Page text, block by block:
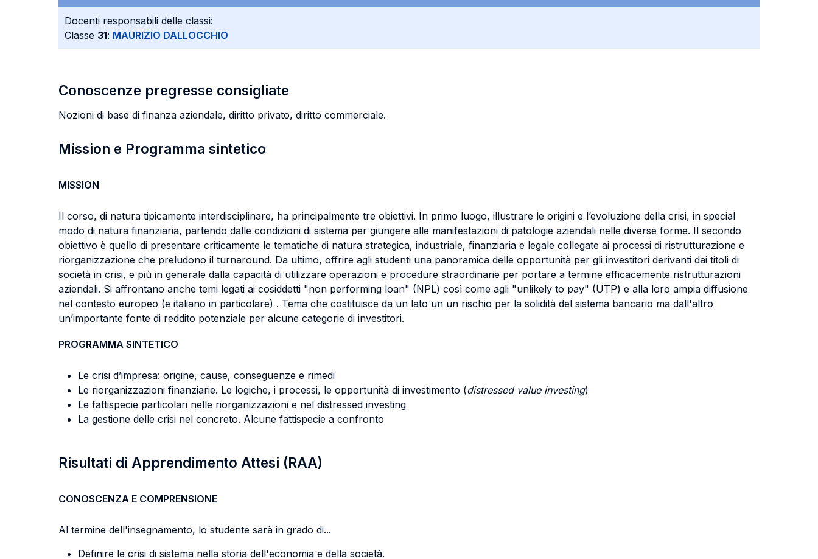
Docenti responsabili delle classi:
Classe 31: MAURIZIO DALLOCCHIO
Conoscenze pregresse consigliate
Nozioni di base di finanza aziendale, diritto privato, diritto commerciale.
Mission e Programma sintetico
MISSION
Il corso, di natura tipicamente interdisciplinare, ha principalmente tre obiettivi. In primo luogo, illustrare le origini e l’evoluzione della crisi, in special
modo di natura finanziaria, partendo dalle condizioni di sistema per giungere alle manifestazioni di patologie aziendali nelle diverse forme. Il secondo
obiettivo è quello di presentare criticamente le tematiche di natura strategica, industriale, finanziaria e legale collegate ai processi di ristrutturazione e
riorganizzazione che preludono il turnaround. Da ultimo, offrire agli studenti una panoramica delle opportunità per gli investitori derivanti dai titoli di
società in crisi, e più in generale dalla capacità di utilizzare operazioni e procedure straordinarie per portare a termine efficacemente ristrutturazioni
aziendali. Si affrontano anche temi legati ai cosiddetti "non performing loan" (NPL) così come agli "unlikely to pay" (UTP) e alla loro ampia diffusione
nel contesto europeo (e italiano in particolare) . Tema che costituisce da un lato un un rischio per la solidità del sistema bancario ma dall'altro
un’importante fonte di reddito potenziale per alcune categorie di investitori.
PROGRAMMA SINTETICO
Le crisi d’impresa: origine, cause, conseguenze e rimedi
Le riorganizzazioni finanziarie. Le logiche, i processi, le opportunità di investimento (distressed value investing)
Le fattispecie particolari nelle riorganizzazioni e nel distressed investing
La gestione delle crisi nel concreto. Alcune fattispecie a confronto
Risultati di Apprendimento Attesi (RAA)
CONOSCENZA E COMPRENSIONE
Al termine dell'insegnamento, lo studente sarà in grado di...
Definire le crisi di sistema nella storia dell'economia e della società.